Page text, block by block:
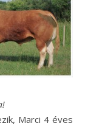
Marci 4 éves